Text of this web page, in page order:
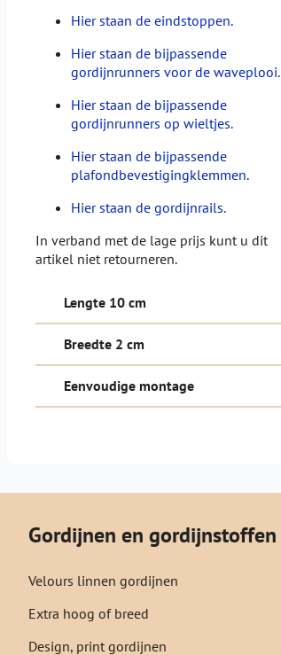
Hier staan de eindstoppen.
Hier staan de bijpassende
gordijnrunners voor de waveplooi.
Hier staan de bijpassende
gordijnrunners op wieltjes.
Hier staan de bijpassende
plafondbevestigingklemmen.
Hier staan de gordijnrails.
In verband met de lage prijs kunt u dit
artikel niet retourneren.
Lengte 10 cm
Breedte 2 cm
Eenvoudige montage
Gordijnen en gordijnstoffen
Velours linnen gordijnen
Extra hoog of breed
Design, print gordijnen